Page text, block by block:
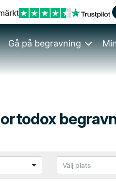
Gå på begravning
Välj plats